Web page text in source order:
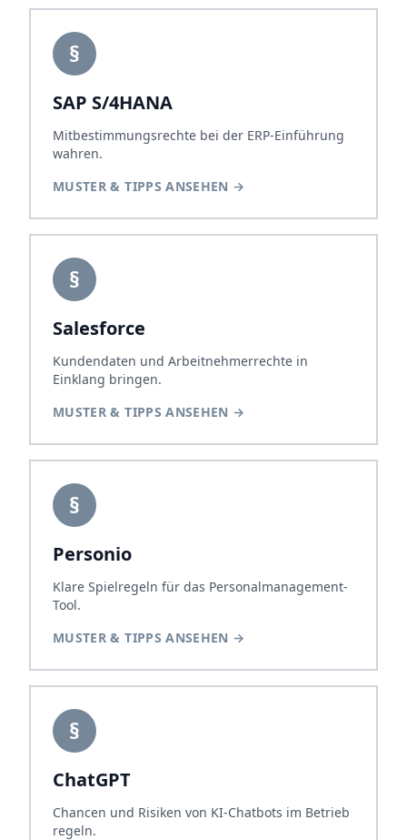
§
SAP S/4HANA
Mitbestimmungsrechte bei der ERP-Einführung
wahren.
MUSTER & TIPPS ANSEHEN →
§
Salesforce
Kundendaten und Arbeitnehmerrechte in
Einklang bringen.
MUSTER & TIPPS ANSEHEN →
§
Personio
Klare Spielregeln für das Personalmanagement-
Tool.
MUSTER & TIPPS ANSEHEN →
§
ChatGPT
Chancen und Risiken von KI-Chatbots im Betrieb
regeln.